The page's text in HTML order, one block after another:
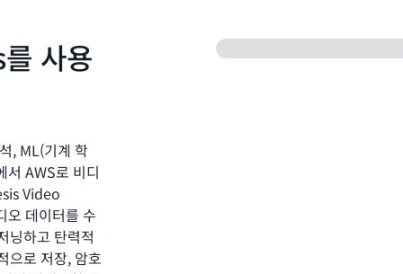
사용
, ML(기계 학
서 AWS로 비디
Video
오 데이터를 수
닝하고 탄력적
으로 저장, 암호